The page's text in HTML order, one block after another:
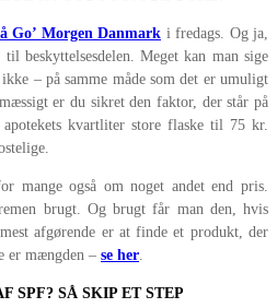
Go’ Morgen Danmark i fredags. Og ja,
beskyttelsesdelen. Meget kan man sige
– på samme måde som det er umuligt
er du sikret den faktor, der står på
kvartliter store flaske til 75 kr.
mange også om noget andet end pris.
brugt. Og brugt får man den, hvis
afgørende er at finde et produkt, der
er mængden – se her.
SPF? SÅ SKIP ET STEP